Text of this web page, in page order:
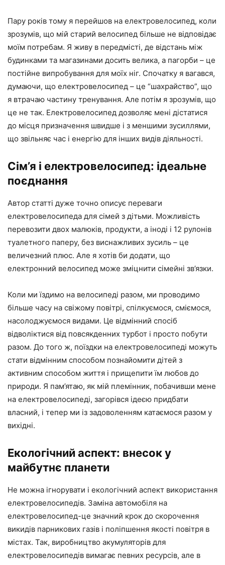
Пару років тому я перейшов на електровелосипед, коли
зрозумів, що мій старий велосипед більше не відповідає
моїм потребам. Я живу в передмісті, де відстань між
будинками та магазинами досить велика, а пагорби – це
постійне випробування для моїх ніг. Спочатку я вагався,
думаючи, що електровелосипед – це “шахрайство”, що
я втрачаю частину тренування. Але потім я зрозумів, що
це не так. Електровелосипед дозволяє мені дістатися
до місця призначення швидше і з меншими зусиллями,
що звільняє час і енергію для інших видів діяльності.
Сім’я і електровелосипед: ідеальне
поєднання
Автор статті дуже точно описує переваги
електровелосипеда для сімей з дітьми. Можливість
перевозити двох малюків, продукти, а іноді і 12 рулонів
туалетного паперу, без виснажливих зусиль – це
величезний плюс. Але я хотів би додати, що
електронний велосипед може зміцнити сімейні зв’язки.
Коли ми їздимо на велосипеді разом, ми проводимо
більше часу на свіжому повітрі, спілкуємося, сміємося,
насолоджуємося видами. Це відмінний спосіб
відволіктися від повсякденних турбот і просто побути
разом. До того ж, поїздки на електровелосипеді можуть
стати відмінним способом познайомити дітей з
активним способом життя і прищепити їм любов до
природи. Я пам’ятаю, як мій племінник, побачивши мене
на електровелосипеді, загорівся ідеєю придбати
власний, і тепер ми із задоволенням катаємося разом у
вихідні.
Екологічний аспект: внесок у
майбутнє планети
Не можна ігнорувати і екологічний аспект використання
електровелосипедів. Заміна автомобіля на
електровелосипед-це значний крок до скорочення
викидів парникових газів і поліпшення якості повітря в
містах. Так, виробництво акумуляторів для
електровелосипедів вимагає певних ресурсів, але в